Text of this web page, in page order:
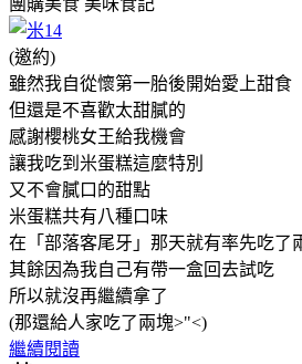
(邀約)
雖然我自從懷第一胎後開始愛上甜食
但還是不喜歡太甜膩的
感謝櫻桃女王給我機會
讓我吃到米蛋糕這麼特別
又不會膩口的甜點
米蛋糕共有八種口味
在「部落客尾牙」那天就有率先吃了
其餘因為我自己有帶一盒回去試吃
所以就沒再繼續拿了
(那還給人家吃了兩塊>"<)
繼續閱讀